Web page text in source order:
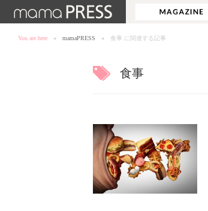
You are here mamaPRESS 食事 に関連する記事
食事